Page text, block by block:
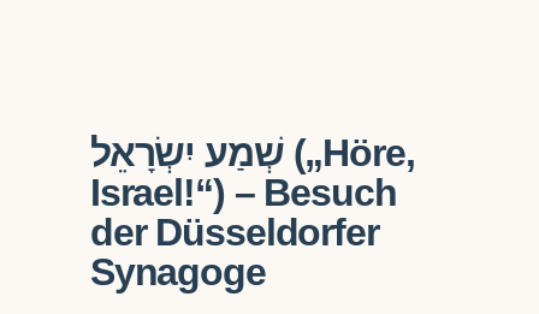
שְׁמַע יִשְׂרָאֵל („Höre,
Israel!“) – Besuch
der Düsseldorfer
Synagoge